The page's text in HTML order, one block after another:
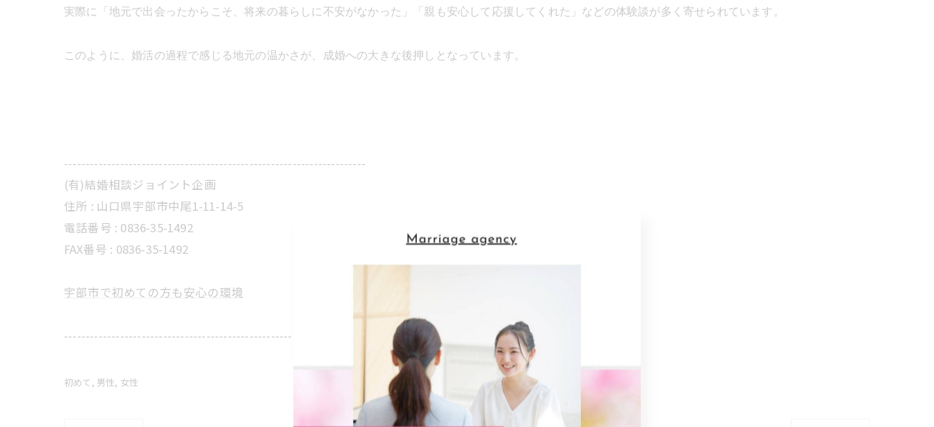
実際に「地元で出会ったからこそ、将来の暮らしに不安がなかった」「親も安心して応援してくれた」などの体験談が多く寄せられています。
このように、婚活の過程で感じる地元の温かさが、成婚への大きな後押しとなっています。
----------------------------------------------------------------------
(有)結婚相談ジョイント企画
住所 : 山口県宇部市中尾1-11-14-5
電話番号 : 0836-35-1492
FAX番号 : 0836-35-1492
宇部市で初めての方も安心の環境
----------------------------------------------------------------------
初めて 男性 女性